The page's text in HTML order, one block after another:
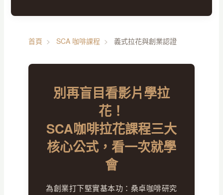
首頁 > SCA 咖啡課程 > 義式拉花與創業認證
別再盲目看影片學拉
花！
SCA咖啡拉花課程三大
核心公式，看一次就學
會
為創業打下堅實基本功：桑卓咖啡研究